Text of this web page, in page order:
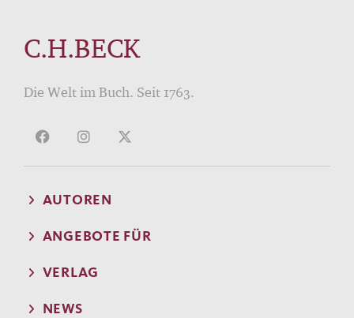
C.H.BECK
Die Welt im Buch. Seit 1763.
AUTOREN
ANGEBOTE FÜR
VERLAG
NEWS